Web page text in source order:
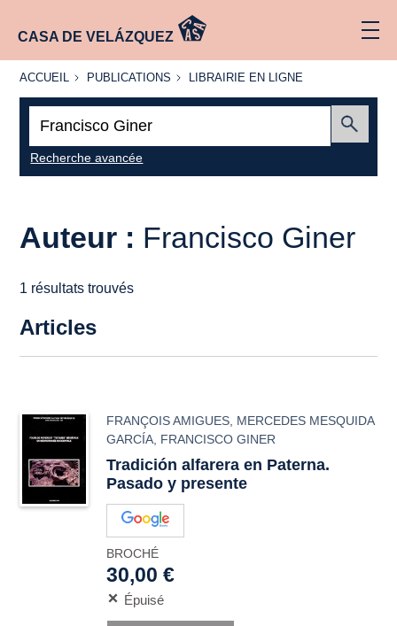
CASA DE VELÁZQUEZ
ACCUEIL
ACCUEIL PUBLICATIONS
PUBLICATIONS
LIBRAIRIE
LIBRAIRIE EN LIGNE
Recherche avancée
Auteur : Francisco Giner
1 résultats trouvés
Articles
FRANÇOIS AMIGUES MERCEDES MESQUIDA
GARCÍA FRANCISCO GINER
Tradición alfarera en Paterna.
Pasado y presente
BROCHÉ
30,00 €
Épuisé